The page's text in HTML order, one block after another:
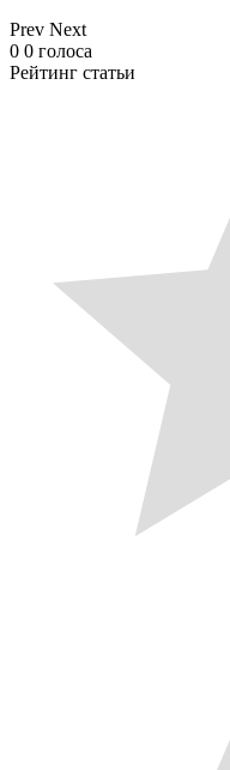
Prev Next
0 0 голоса
Рейтинг статьи